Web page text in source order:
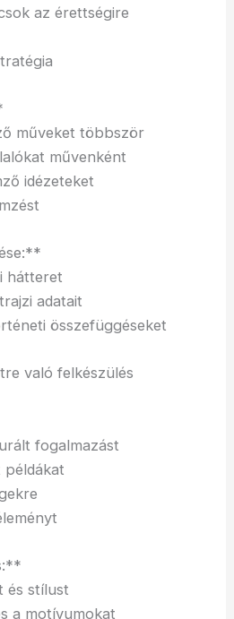
az érettségire
műveket többször
művenként
idézeteket
hátteret
adatait
összefüggéseket
való felkészülés
fogalmazást
példákat
és stílust
a motívumokat